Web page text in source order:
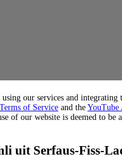
using our services and integrating
of Service and the YouTube
of our website is deemed to be
uit Serfaus-Fiss-